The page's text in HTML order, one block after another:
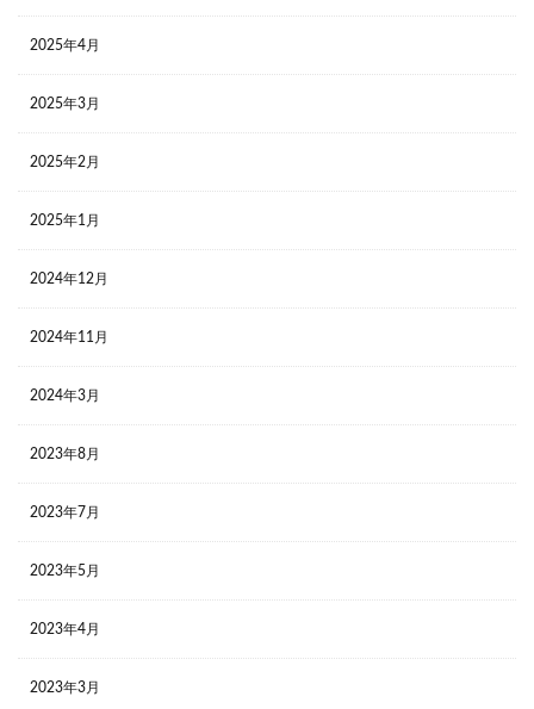
2025年4月
2025年3月
2025年2月
2025年1月
2024年12月
2024年11月
2024年3月
2023年8月
2023年7月
2023年5月
2023年4月
2023年3月